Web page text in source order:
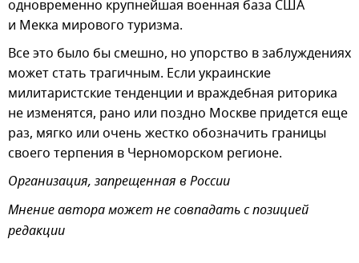
одновременно крупнейшая военная база США
и Мекка мирового туризма.
Все это было бы смешно, но упорство в заблуждениях
может стать трагичным. Если украинские
милитаристские тенденции и враждебная риторика
не изменятся, рано или поздно Москве придется еще
раз, мягко или очень жестко обозначить границы
своего терпения в Черноморском регионе.
Организация, запрещенная в России
Мнение автора может не совпадать с позицией
редакции